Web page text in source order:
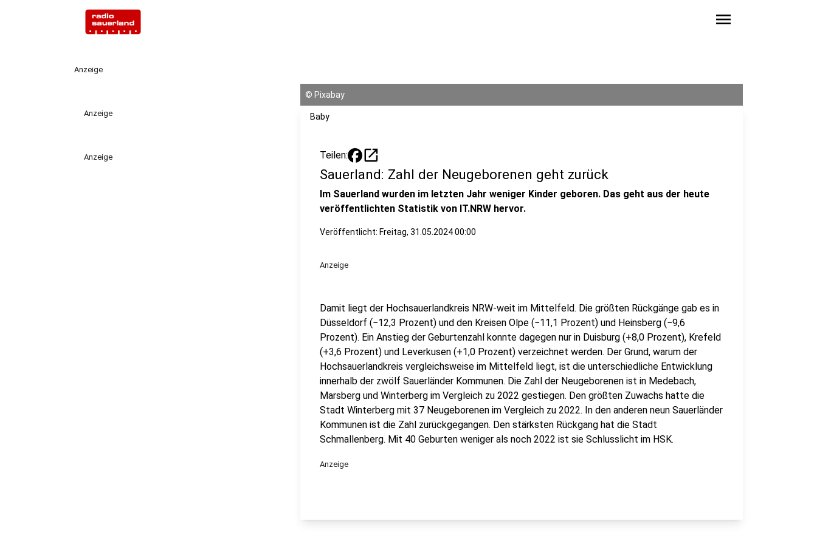
menu
Anzeige
Anzeige
Anzeige
© Pixabay
Baby
Teilen: open_in_new
Sauerland: Zahl der Neugeborenen geht zurück
Im Sauerland wurden im letzten Jahr weniger Kinder geboren. Das geht aus der heute
veröffentlichten Statistik von IT.NRW hervor.
Veröffentlicht: Freitag, 31.05.2024 00:00
Anzeige
Damit liegt der Hochsauerlandkreis NRW-weit im Mittelfeld. Die größten Rückgänge gab es in
Düsseldorf (−12,3 Prozent) und den Kreisen Olpe (−11,1 Prozent) und Heinsberg (−9,6
Prozent). Ein Anstieg der Geburtenzahl konnte dagegen nur in Duisburg (+8,0 Prozent), Krefeld
(+3,6 Prozent) und Leverkusen (+1,0 Prozent) verzeichnet werden. Der Grund, warum der
Hochsauerlandkreis vergleichsweise im Mittelfeld liegt, ist die unterschiedliche Entwicklung
innerhalb der zwölf Sauerländer Kommunen. Die Zahl der Neugeborenen ist in Medebach,
Marsberg und Winterberg im Vergleich zu 2022 gestiegen. Den größten Zuwachs hatte die
Stadt Winterberg mit 37 Neugeborenen im Vergleich zu 2022. In den anderen neun Sauerländer
Kommunen ist die Zahl zurückgegangen. Den stärksten Rückgang hat die Stadt
Schmallenberg. Mit 40 Geburten weniger als noch 2022 ist sie Schlusslicht im HSK.
Anzeige